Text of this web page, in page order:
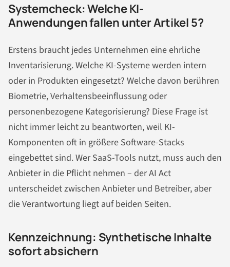
Systemcheck: Welche KI-
Anwendungen fallen unter Artikel 5?
Erstens braucht jedes Unternehmen eine ehrliche
Inventarisierung. Welche KI-Systeme werden intern
oder in Produkten eingesetzt? Welche davon berühren
Biometrie, Verhaltensbeeinflussung oder
personenbezogene Kategorisierung? Diese Frage ist
nicht immer leicht zu beantworten, weil KI-
Komponenten oft in größere Software-Stacks
eingebettet sind. Wer SaaS-Tools nutzt, muss auch den
Anbieter in die Pflicht nehmen – der AI Act
unterscheidet zwischen Anbieter und Betreiber, aber
die Verantwortung liegt auf beiden Seiten.
Kennzeichnung: Synthetische Inhalte
sofort absichern